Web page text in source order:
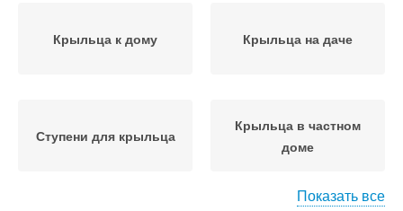
Крыльца к дому Крыльца на даче
Ступени для крыльца
Крыльца в частном
доме
Показать все